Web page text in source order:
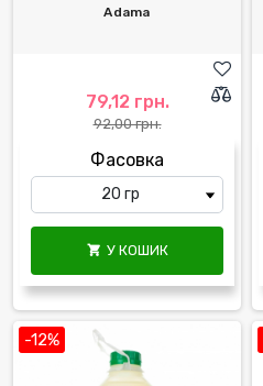
Adama
79,12 грн.
92,00 грн.
Фасовка
 У КОШИК
-12%